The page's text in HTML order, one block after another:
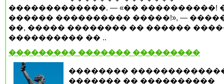
�������������. — «�� ����������!
������ ���������� �����!», —
��, ����� �������� �� ������
���������� �� ..
��������� ������� ���������
��������
������� �� ����������